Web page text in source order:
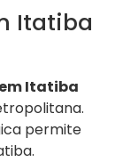
Itatiba
Itatiba
permite